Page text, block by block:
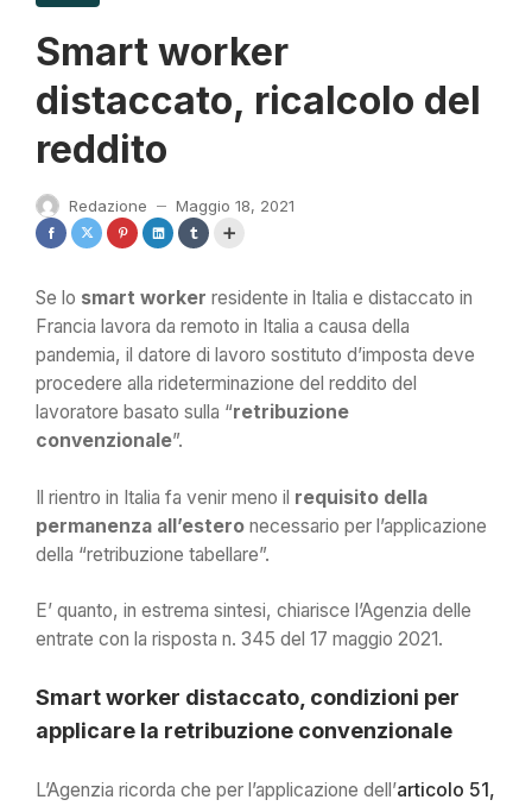
Smart worker
distaccato, ricalcolo del
reddito
Redazione — Maggio 18, 2021
Se lo smart worker residente in Italia e distaccato in
Francia lavora da remoto in Italia a causa della
pandemia, il datore di lavoro sostituto d’imposta deve
procedere alla rideterminazione del reddito del
lavoratore basato sulla “retribuzione
convenzionale”.
Il rientro in Italia fa venir meno il requisito della
permanenza all’estero necessario per l’applicazione
della “retribuzione tabellare”.
E’ quanto, in estrema sintesi, chiarisce l’Agenzia delle
entrate con la risposta n. 345 del 17 maggio 2021.
Smart worker distaccato, condizioni per
applicare la retribuzione convenzionale
L’Agenzia ricorda che per l’applicazione dell’articolo 51,